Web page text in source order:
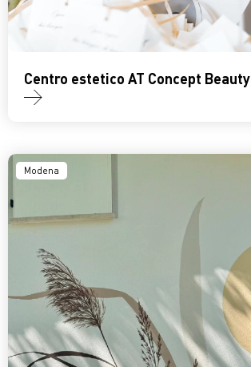
Centro estetico AT Concept Beauty
Modena